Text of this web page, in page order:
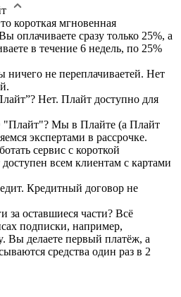
короткая мгновенная
оплачиваете сразу только 25%, а
в течение 6 недель, по 25%
ничего не переплачиваетей. Нет
Нет. Плайт доступно для
"Плайт"? Мы в Плайте (а Плайт
экспертами в рассрочке.
сервис с короткой
всем клиентам с картами
Кредитный договор не
за оставшиеся части? Всё
подписки, например,
Вы делаете первый платёж, а
средства один раз в 2